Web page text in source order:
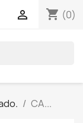
shopping_cart (0)

CA...